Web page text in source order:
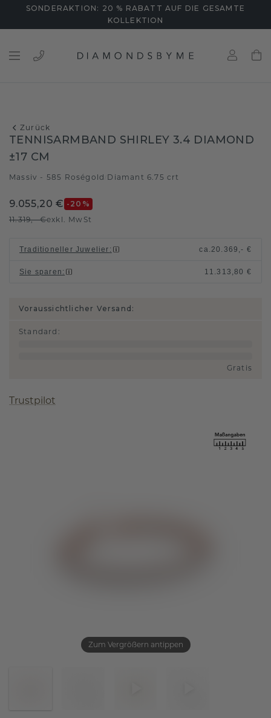
SONDERAKTION: 20 % RABATT AUF DIE GESAMTE
KOLLEKTION
Zurück
Zum Vergrößern antippen
TENNISARMBAND SHIRLEY 3.4 DIAMOND
±17 CM
Massiv - 585 Roségold Diamant 6.75 crt
9.055,20 € -20 %
11.319,- €exkl. MwSt
Traditioneller Juwelier : ca.20.369,- €
Sie sparen : 11.313,80 €
Voraussichtlicher Versand:
Standard :
Gratis
Trustpilot